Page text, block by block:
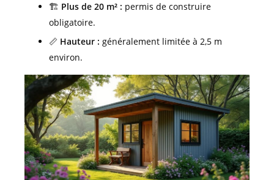
🏗️ Plus de 20 m² : permis de construire
obligatoire.
📏 Hauteur : généralement limitée à 2,5 m
environ.